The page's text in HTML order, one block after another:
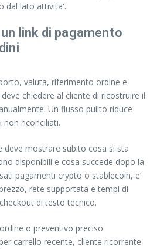
dal lato attivita'.
link di pagamento
valuta, riferimento ordine e
chiedere al cliente di ricostruire il
Un flusso pulito riduce
non riconciliati.
deve mostrare subito cosa si sta
disponibili e cosa succede dopo la
pagamenti crypto o stablecoin, e’
rete supportata e tempi di
di testo tecnico.
o preventivo preciso
carrello recente, cliente ricorrente